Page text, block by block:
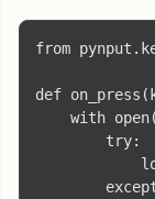
from
def
with
        try: